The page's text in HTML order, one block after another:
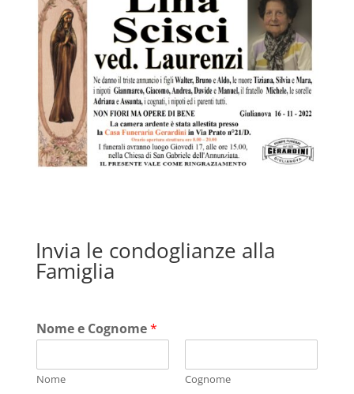
Invia le condoglianze alla
Famiglia
Nome e Cognome*
Nome Cognome